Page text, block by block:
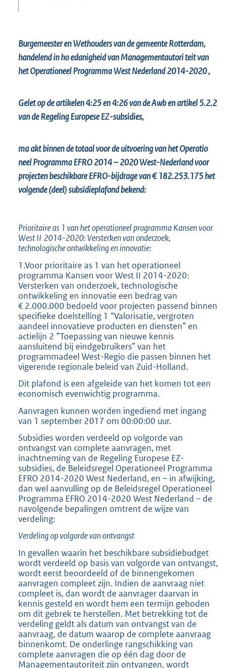
K
Burgemeester en Wethouders van de gemeente Rotterdam,
handelendin hoedanigheid van Managementautoriteitvan
het Operationeel Programma West Nederland 2014-2020,
Gelet op de artikelen 4:25 en 4:26 van deAwben artikel 5.2.2
van de Regeling Europese EZ-subsidies,
maaktbinnen de totaal voor de uitvoering van het Operatio
neel Programma EFRO 2014 – 2020West-Nederland voor
projecten beschikbare EFRO-bijdrage van € 182.253.175het
volgende(deel)subsidieplafond bekend:
Prioritaire as 1 van het operationeel programma Kansen voor
West II 2014-2020: Versterken van onderzoek,
technologische ontwikkeling en innovatie:
1.Voor prioritaire as 1 van het operationeel
programma Kansen voor West II 2014-2020:
Versterken van onderzoek, technologische
ontwikkeling en innovatie een bedrag van
€ 2.000.000 bedoeld voor projecten passend binnen
specifieke doelstelling 1 “Valorisatie, vergroten
aandeel innovatieve producten en diensten” en
actielijn 2 ”Toepassing van nieuwe kennis
aansluitend bij eindgebruikers” van het
programmadeel West-Regio die passen binnen het
vigerende regionale beleid van Zuid-Holland.
Dit plafond is een afgeleide van het komen tot een
economisch evenwichtig programma.
Aanvragen kunnen worden ingediend met ingang
van 1 september 2017 om 00:00:00 uur.
Subsidies worden verdeeld op volgorde van
ontvangst van complete aanvragen, met
inachtneming van de Regeling Europese EZ-
subsidies, de Beleidsregel Operationeel Programma
EFRO 2014-2020 West Nederland, en – in afwijking,
dan wel aanvulling op de Beleidsregel Operationeel
Programma EFRO 2014-2020 West Nederland – de
navolgende bepalingen omtrent de wijze van
verdeling:
Verdeling op volgorde van ontvangst
In gevallen waarin het beschikbare subsidiebudget
wordt verdeeld op basis van volgorde van ontvangst,
wordt eerst beoordeeld of de binnengekomen
aanvragen compleet zijn. Indien de aanvraag niet
compleet is, dan wordt de aanvrager daarvan in
kennis gesteld en wordt hem een termijn geboden
om dit gebrek te herstellen. Met betrekking tot de
verdeling geldt als datum van ontvangst van de
aanvraag, de datum waarop de complete aanvraag
binnenkomt. De onderlinge rangschikking van
complete aanvragen die op één dag door de
Managementautoriteit zijn ontvangen, wordt